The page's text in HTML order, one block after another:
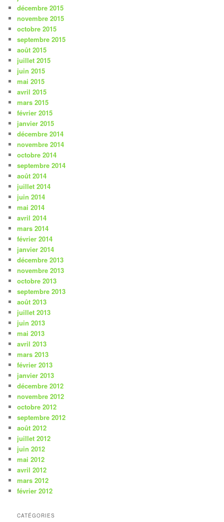
décembre 2015
novembre 2015
octobre 2015
septembre 2015
août 2015
juillet 2015
juin 2015
mai 2015
avril 2015
mars 2015
février 2015
janvier 2015
décembre 2014
novembre 2014
octobre 2014
septembre 2014
août 2014
juillet 2014
juin 2014
mai 2014
avril 2014
mars 2014
février 2014
janvier 2014
décembre 2013
novembre 2013
octobre 2013
septembre 2013
août 2013
juillet 2013
juin 2013
mai 2013
avril 2013
mars 2013
février 2013
janvier 2013
décembre 2012
novembre 2012
octobre 2012
septembre 2012
août 2012
juillet 2012
juin 2012
mai 2012
avril 2012
mars 2012
février 2012
CATÉGORIES